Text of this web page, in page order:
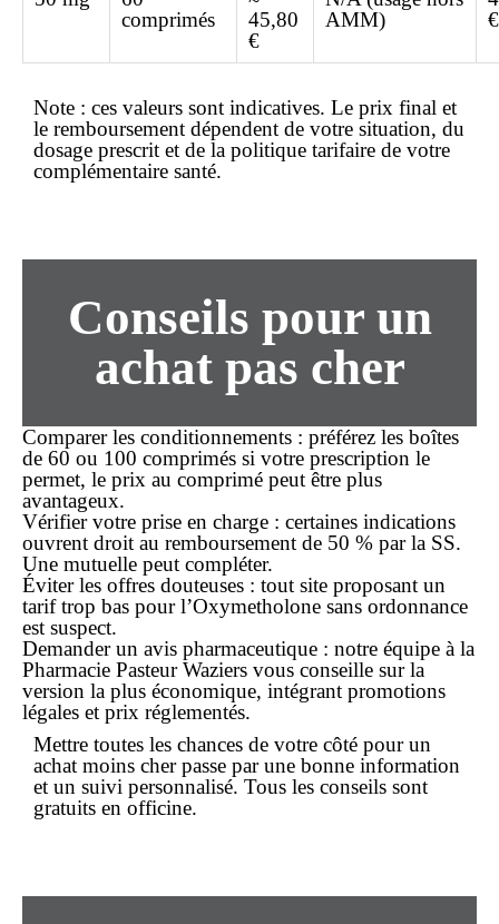
comprimés
45,80
€
AMM)
€
Note : ces valeurs sont indicatives. Le prix final et
le remboursement dépendent de votre situation, du
dosage prescrit et de la politique tarifaire de votre
complémentaire santé.
Conseils pour un
achat pas cher
Comparer les conditionnements : préférez les boîtes
de 60 ou 100 comprimés si votre prescription le
permet, le prix au comprimé peut être plus
avantageux.
Vérifier votre prise en charge : certaines indications
ouvrent droit au remboursement de 50 % par la SS.
Une mutuelle peut compléter.
Éviter les offres douteuses : tout site proposant un
tariftrop bas pour l’Oxymetholone sans ordonnance
est suspect.
Demander un avis pharmaceutique : notre équipe à la
Pharmacie Pasteur Waziers vous conseille sur la
version la plus économique, intégrant promotions
légales et prix réglementés.
Mettre toutes les chances de votre côté pour un
achat moins cherpasse par une bonne information
et un suivi personnalisé. Tous les conseils sont
gratuits en officine.